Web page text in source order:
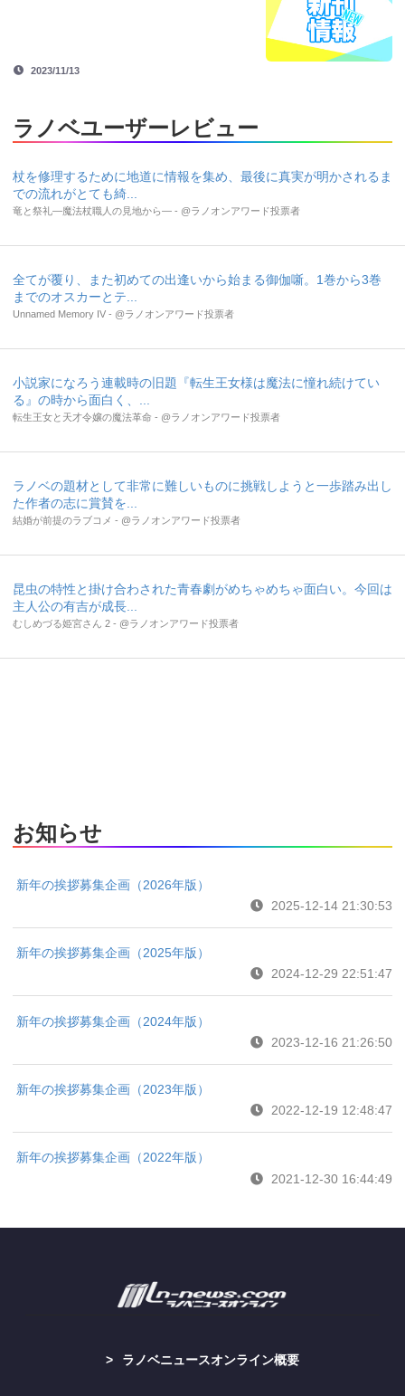
2023/11/13
ラノベユーザーレビュー
杖を修理するために地道に情報を集め、最後に真実が明かされるま
での流れがとても綺...
竜と祭礼―魔法杖職人の見地から― - @ラノオンアワード投票者
全てが覆り、また初めての出逢いから始まる御伽噺。1巻から3巻
までのオスカーとテ...
Unnamed Memory IV - @ラノオンアワード投票者
小説家になろう連載時の旧題『転生王女様は魔法に憧れ続けてい
る』の時から面白く、...
転生王女と天才令嬢の魔法革命 - @ラノオンアワード投票者
ラノベの題材として非常に難しいものに挑戦しようと一歩踏み出し
た作者の志に賞賛を...
結婚が前提のラブコメ - @ラノオンアワード投票者
昆虫の特性と掛け合わされた青春劇がめちゃめちゃ面白い。今回は
主人公の有吉が成長...
むしめづる姫宮さん 2 - @ラノオンアワード投票者
お知らせ
新年の挨拶募集企画（2026年版）
2025-12-14 21:30:53
新年の挨拶募集企画（2025年版）
2024-12-29 22:51:47
新年の挨拶募集企画（2024年版）
2023-12-16 21:26:50
新年の挨拶募集企画（2023年版）
2022-12-19 12:48:47
新年の挨拶募集企画（2022年版）
2021-12-30 16:44:49
ラノベニュースオンライン概要